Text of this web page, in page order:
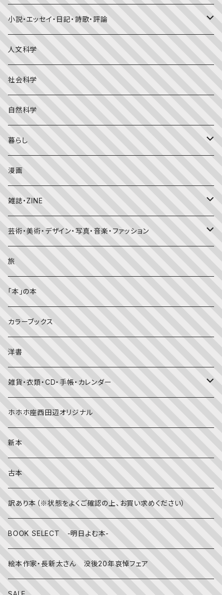
福音館書店月刊誌
こどものとも0.1.2
こどものとも年少版
かがくのとも
その他の月刊誌
おはなしプーカ
チャイルドブックアップル（2・3歳～）
日本の絵本
外国の絵本
昔話・民話
日本の昔話・民話
外国の昔話・民話
おばけ・妖怪・こわい絵本
のりもの絵本
知識の本・図鑑
理科
料理・食育
英語
しかけ絵本
児童書
大人の方に
季節・行事の絵本
春
夏
赤ちゃん（０・１・２歳向け）絵本
文字のない絵本
英語の絵本
写真絵本
小説・エッセイ・日記・詩歌・評論
日本文学
詩・短歌・俳句・ことば
評論
エッセイ・日記
海外文学
人文科学
社会科学
自然科学
暮らし
食・料理
住まい・インテリア
体・健康
趣味
ライフスタイル・生き方
子育て
漫画
雑誌・ZINE
雑誌
ZINE
芸術・美術・デザイン・写真・音楽・ファッション
美術・画集・図録
音楽
写真集
デザイン
ファッション
映画
伝統文化・技法
旅
「本」の本
カラーブックス
洋書
雑貨・衣類・CD・手帳・カレンダー
靴下
日記・手帳
CD
文房具
その他
ホホホ座西田辺オリジナル
新本
古本
訳あり本（※状態をよくご確認の上、お買い求めください）
BOOK SELECT -明日よむ本-
絵本作家・長新太さん 没後20年哀悼フェア